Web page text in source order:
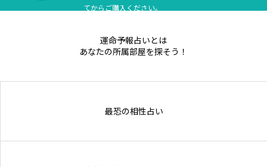
てからご購入ください。
運命予報占いとは
あなたの所属部屋を探そう！
最恐の相性占い